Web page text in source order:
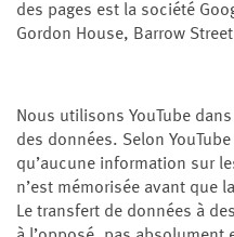
des pages est la société
Gordon House, Barrow
Nous utilisons YouTube
des données. Selon
qu’aucune information sur
n’est mémorisée avant que
Le transfert de données à